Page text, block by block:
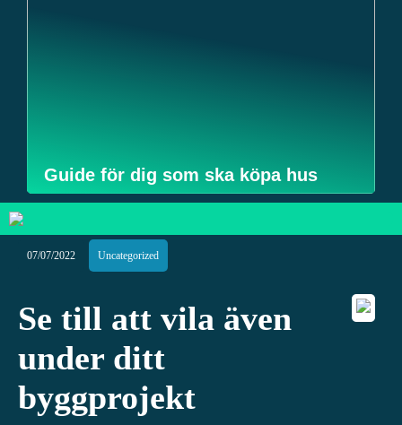
Guide för dig som ska köpa hus
07/07/2022 Uncategorized
Se till att vila även
under ditt
byggprojekt